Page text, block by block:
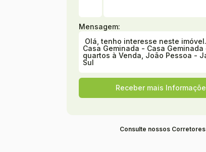
Mensagem:
Consulte nossos Corretores